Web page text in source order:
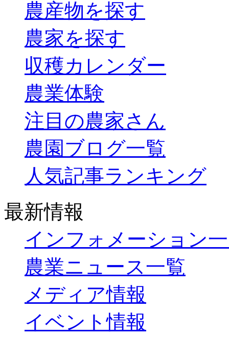
農産物を探す
農家を探す
収穫カレンダー
農業体験
注目の農家さん
農園ブログ一覧
人気記事ランキング
最新情報
インフォメーション
農業ニュース一覧
メディア情報
イベント情報